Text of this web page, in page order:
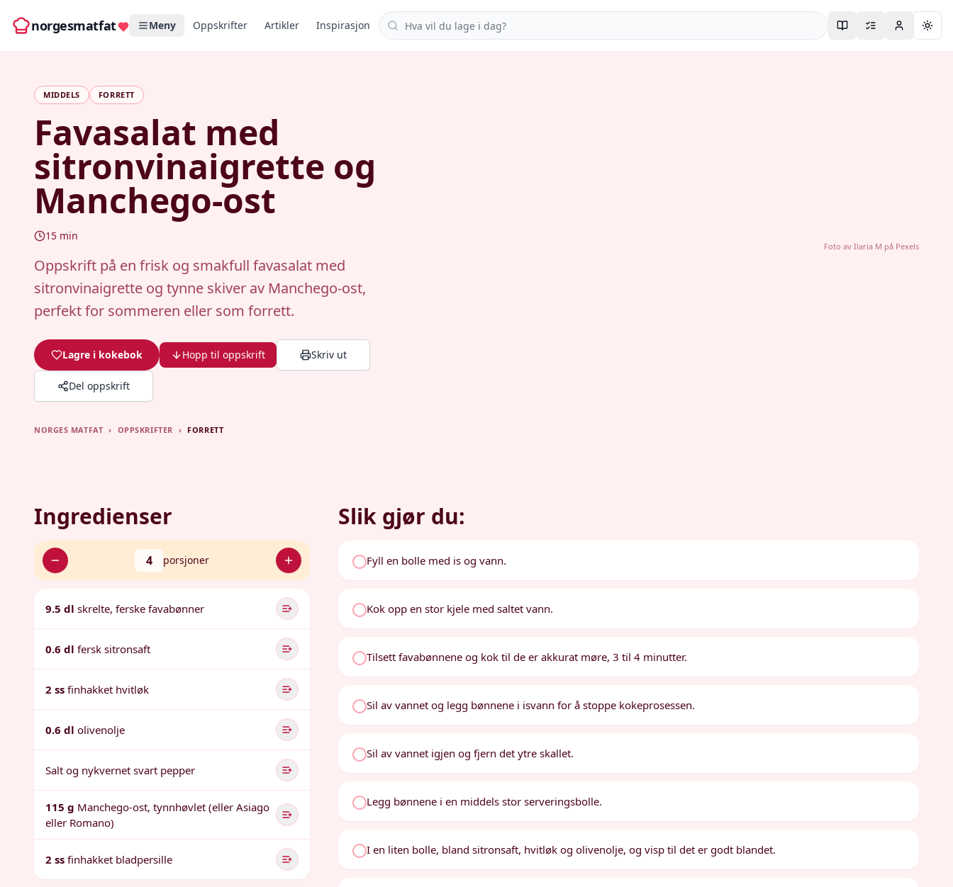
norgesmatfat Meny Oppskrifter Artikler Inspirasjon Søk i oppskrifter
MIDDELS FORRETT
Favasalat med
sitronvinaigrette og
Manchego-ost
15 min
Oppskrift på en frisk og smakfull favasalat med
sitronvinaigrette og tynne skiver av Manchego-ost,
perfekt for sommeren eller som forrett.
Lagre i kokebok Hopp til oppskrift Skriv ut
Del oppskrift
Foto av Ilaria M på Pexels
NORGES MATFAT › OPPSKRIFTER › FORRETT
Ingredienser
4 porsjoner
9.5 dl skrelte, ferske favabønner
0.6 dl fersk sitronsaft
2 ss finhakket hvitløk
0.6 dl olivenolje
Salt og nykvernet svart pepper
115 g Manchego-ost, tynnhøvlet (eller Asiago
eller Romano)
2 ss finhakket bladpersille
Slik gjør du:
Fyll en bolle med is og vann.
Kok opp en stor kjele med saltet vann.
Tilsett favabønnene og kok til de er akkurat møre, 3 til 4 minutter.
Sil av vannet og legg bønnene i isvann for å stoppe kokeprosessen.
Sil av vannet igjen og fjern det ytre skallet.
Legg bønnene i en middels stor serveringsbolle.
I en liten bolle, bland sitronsaft, hvitløk og olivenolje, og visp til det er godt blandet.